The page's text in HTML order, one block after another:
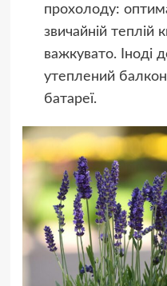
прохолоду:
звичайній теплій
важкувато. Іноді
утеплений балкон
батареї.